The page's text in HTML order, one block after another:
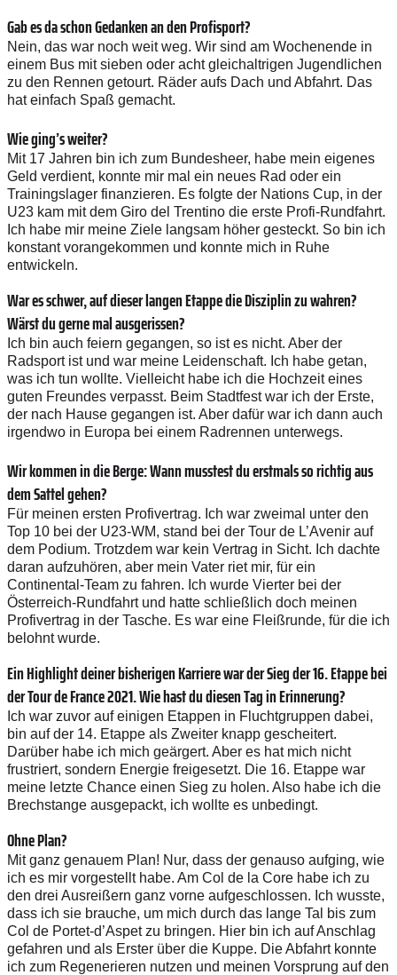
Gab es da schon Gedanken an den Profisport?
Nein, das war noch weit weg. Wir sind am Wochenende in
einem Bus mit sieben oder acht gleichaltrigen Jugendlichen
zu den Rennen getourt. Räder aufs Dach und Abfahrt. Das
hat einfach Spaß gemacht.
Wie ging’s weiter?
Mit 17 Jahren bin ich zum Bundesheer, habe mein eigenes
Geld verdient, konnte mir mal ein neues Rad oder ein
Trainingslager finanzieren. Es folgte der Nations Cup, in der
U23 kam mit dem Giro del Trentino die erste Profi-Rundfahrt.
Ich habe mir meine Ziele langsam höher gesteckt. So bin ich
konstant vorangekommen und konnte mich in Ruhe
entwickeln.
War es schwer, auf dieser langen Etappe die Disziplin zu wahren?
Wärst du gerne mal ausgerissen?
Ich bin auch feiern gegangen, so ist es nicht. Aber der
Radsport ist und war meine Leidenschaft. Ich habe getan,
was ich tun wollte. Vielleicht habe ich die Hochzeit eines
guten Freundes verpasst. Beim Stadtfest war ich der Erste,
der nach Hause gegangen ist. Aber dafür war ich dann auch
irgendwo in Europa bei einem Radrennen unterwegs.
Wir kommen in die Berge: Wann musstest du erstmals so richtig aus
dem Sattel gehen?
Für meinen ersten Profivertrag. Ich war zweimal unter den
Top 10 bei der U23-WM, stand bei der Tour de L’Avenir auf
dem Podium. Trotzdem war kein Vertrag in Sicht. Ich dachte
daran aufzuhören, aber mein Vater riet mir, für ein
Continental-­Team zu fahren. Ich wurde Vierter bei der
Österreich-­Rundfahrt und hatte schließlich doch meinen
Profivertrag in der ­Tasche. Es war eine Fleißrunde, für die ich
belohnt wurde.
Ein Highlight deiner bisherigen Karriere war der Sieg der 16. Etappe bei
der Tour de France 2021. Wie hast du diesen Tag in Erinnerung?
Ich war zuvor auf einigen Etappen in Fluchtgruppen dabei,
bin auf der 14. Etappe als Zweiter knapp gescheitert.
Darüber habe ich mich geärgert. Aber es hat mich nicht
frustriert, sondern Energie freigesetzt. Die 16. Etappe war
meine letzte Chance einen Sieg zu holen. Also habe ich die
Brechstange ausgepackt, ich wollte es unbedingt.
Ohne Plan?
Mit ganz genauem Plan! Nur, dass der genauso aufging, wie
ich es mir vorgestellt habe. Am Col de la Core habe ich zu
den drei Ausreißern ganz vorne aufgeschlossen. Ich wusste,
dass ich sie brauche, um mich durch das lange Tal bis zum
Col de Portet-d’Aspet zu bringen. Hier bin ich auf Anschlag
gefahren und als Erster über die Kuppe. Die Abfahrt konnte
ich zum Regenerieren nutzen und meinen Vorsprung auf den